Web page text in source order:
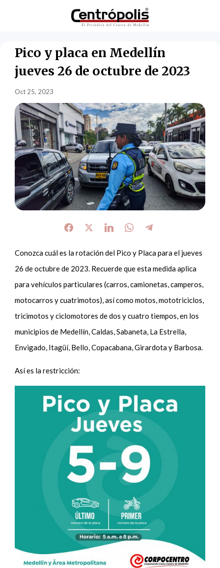
Pico y placa en Medellín
jueves 26 de octubre de 2023
Oct 25, 2023
Conozca cuál es la rotación del Pico y Placa para el jueves
26 de octubre de 2023. Recuerde que esta medida aplica
para vehículos particulares (carros, camionetas, camperos,
motocarros y cuatrimotos), así como motos, mototriciclos,
tricimotos y ciclomotores de dos y cuatro tiempos, en los
municipios de Medellín, Caldas, Sabaneta, La Estrella,
Envigado, Itagüí, Bello, Copacabana, Girardota y Barbosa.
Así es la restricción: